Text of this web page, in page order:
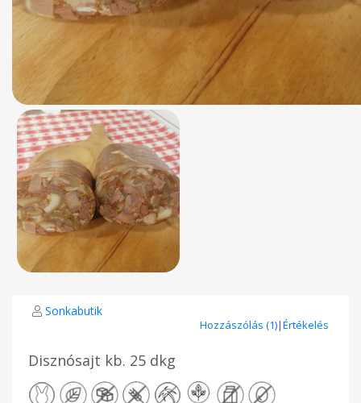
Sonkabutik
Hozzászólás (1)|Értékelés
Disznósajt kb. 25 dkg